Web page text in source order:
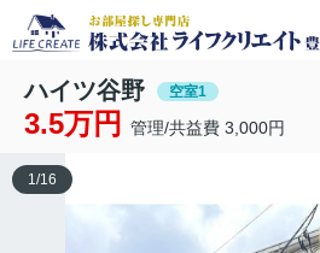
ハイツ谷野 空室1
3.5万円 管理/共益費 3,000円
1/16